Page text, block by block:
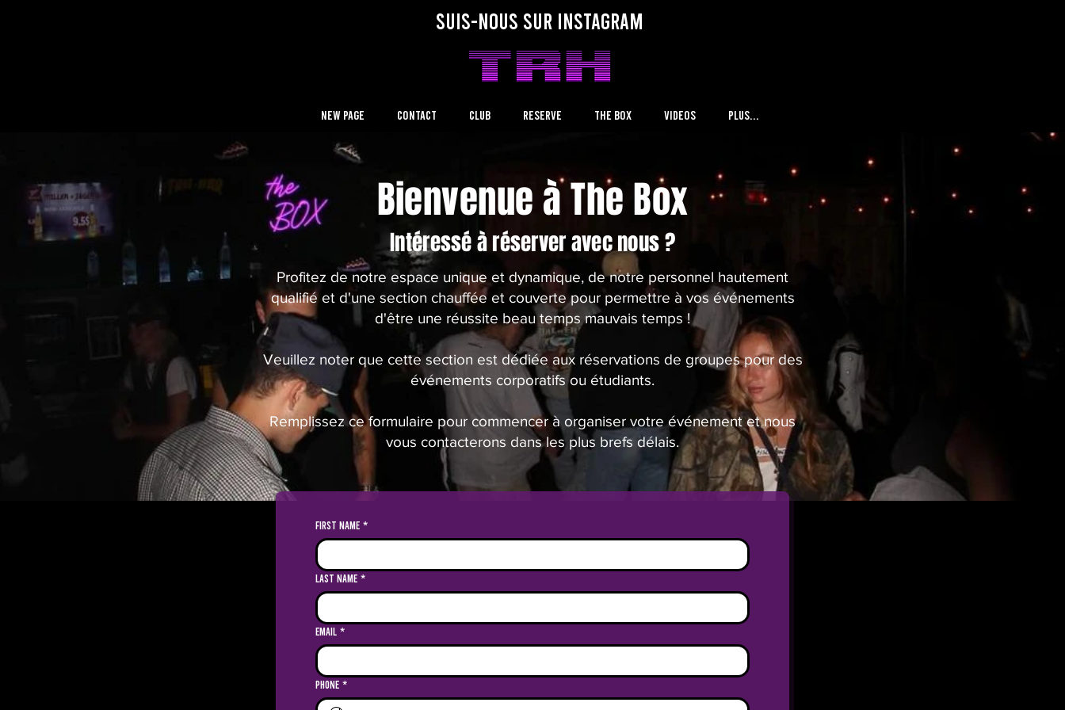
SUIs-NOUS SUR INSTAGRAM
New Page Contact CLUB RESERVE The BOX VIDEOS Plus...
Bienvenue à The Box
First name *
Last name *
Email *
Phone *
Profitez de notre espace unique et dynamique, de notre personnel hautement
qualifié et d'une section chauffée et couverte pour permettre à vos événements
d'être une réussite beau temps mauvais temps !
Veuillez noter que cette section est dédiée aux réservations de groupes pour des
événements corporatifs ou étudiants.
Remplissez ce formulaire pour commencer à organiser votre événement et nous
vous contacterons dans les plus brefs délais.
Intéressé à réserver avec nous ?